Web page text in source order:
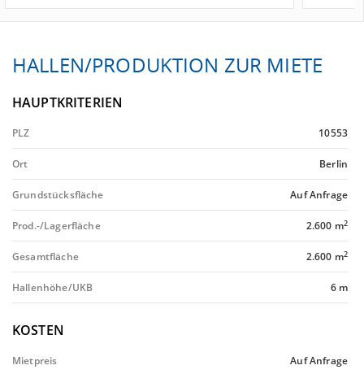
HALLEN/PRODUKTION ZUR MIETE
HAUPTKRITERIEN
PLZ 10553
Ort Berlin
Grundstücksfläche Auf Anfrage
Prod.-/Lagerfläche 2.600 m2
Gesamtfläche 2.600 m2
Hallenhöhe/UKB 6 m
KOSTEN
Mietpreis Auf Anfrage